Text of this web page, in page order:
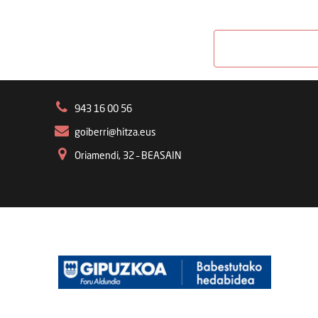
943 16 00 56
goiberri@hitza.eus
Oriamendi, 32 – BEASAIN